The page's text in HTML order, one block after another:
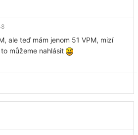
ale teď mám jenom 51 VPM, mizí
můžeme nahlásit